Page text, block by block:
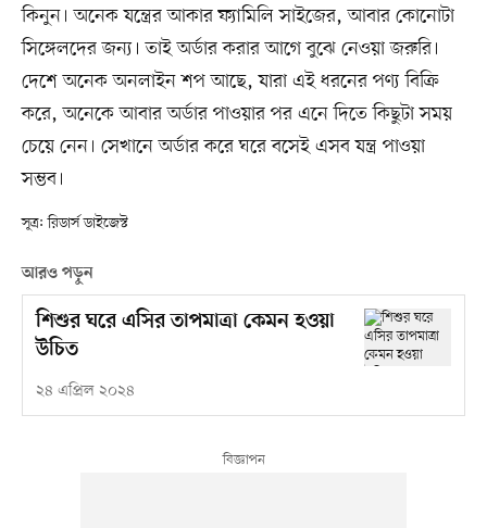
কিনুন। অনেক যন্ত্রের আকার ফ্যামিলি সাইজের, আবার কোনোটা
সিঙ্গেলদের জন্য। তাই অর্ডার করার আগে বুঝে নেওয়া জরুরি।
দেশে অনেক অনলাইন শপ আছে, যারা এই ধরনের পণ্য বিক্রি
করে, অনেকে আবার অর্ডার পাওয়ার পর এনে দিতে কিছুটা সময়
চেয়ে নেন। সেখানে অর্ডার করে ঘরে বসেই এসব যন্ত্র পাওয়া
সম্ভব।
সূত্র: রিডার্স ডাইজেস্ট
আরও পড়ুন
শিশুর ঘরে এসির তাপমাত্রা কেমন হওয়া
উচিত
২৪ এপ্রিল ২০২৪